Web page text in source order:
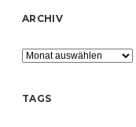
ARCHIV
Archiv
TAGS